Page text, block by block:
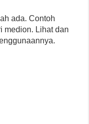
ada. Contoh
medion. Lihat dan